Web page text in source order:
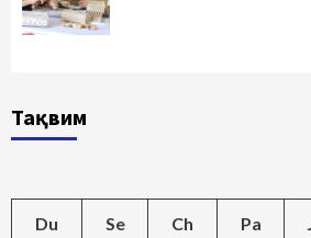
Тақвим
Du Se Ch Pa